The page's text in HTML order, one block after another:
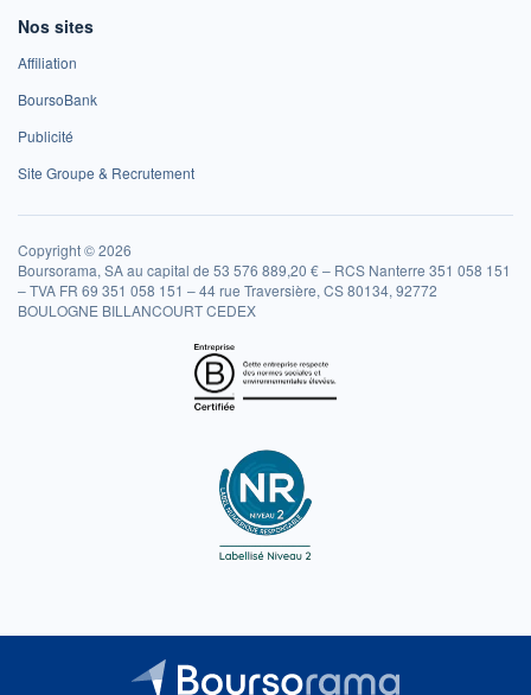
Nos sites
Affiliation
BoursoBank
Publicité
Site Groupe & Recrutement
Copyright © 2026
Boursorama, SA au capital de 53 576 889,20 € – RCS Nanterre 351 058 151
– TVA FR 69 351 058 151 – 44 rue Traversière, CS 80134, 92772
BOULOGNE BILLANCOURT CEDEX